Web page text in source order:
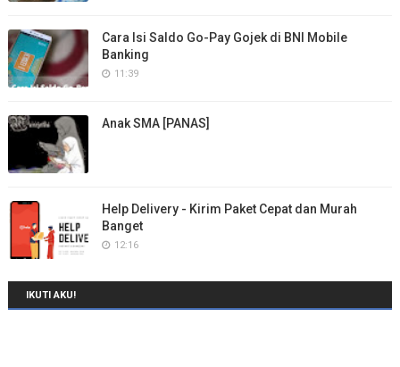
Cara Isi Saldo Go-Pay Gojek di BNI Mobile
Banking
11:39
Anak SMA [PANAS]
Help Delivery - Kirim Paket Cepat dan Murah
Banget
12:16
IKUTI AKU!